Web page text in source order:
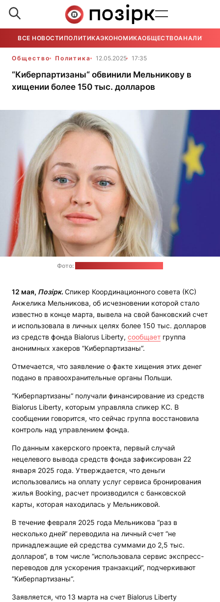
ВСЕ НОВОСТИ ПОЛИТИКАЭКОНОМИКАОБЩЕСТВОАНАЛИТИКА
Общество Политика 12.05.2025 17:35
“Киберпартизаны“ обвинили Мельникову в
хищении более 150 тыс. долларов
Фото:
12 мая, Позірк. Спикер Координационного совета (КС)
Анжелика Мельникова, об исчезновении которой стало
известно в конце марта, вывела на свой банковский счет
и использовала в личных целях более 150 тыс. долларов
из средств фонда Bialorus Liberty, сообщает группа
анонимных хакеров “Киберпартизаны“.
Отмечается, что заявление о факте хищения этих денег
подано в правоохранительные органы Польши.
“Киберпартизаны“ получали финансирование из средств
Bialorus Liberty, которым управляла спикер КС. В
сообщении говорится, что сейчас группа восстановила
контроль над управлением фонда.
По данным хакерского проекта, первый случай
нецелевого вывода средств фонда зафиксирован 22
января 2025 года. Утверждается, что деньги
использовались на оплату услуг сервиса бронирования
жилья Booking, расчет производился с банковской
карты, которая находилась у Мельниковой.
В течение февраля 2025 года Мельникова “раз в
несколько дней“ переводила на личный счет “не
принадлежащие ей средства суммами до 2,5 тыс.
долларов“, в том числе “использовала сервис экспресс-
переводов для ускорения транзакций“, подчеркивают
“Киберпартизаны“.
Заявляется, что 13 марта на счет Bialorus Liberty